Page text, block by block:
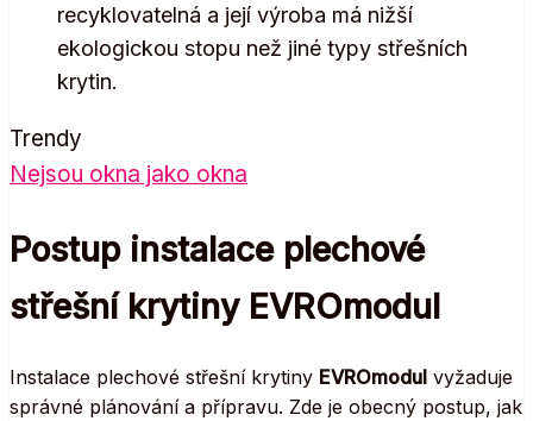
recyklovatelná a její výroba má nižší
ekologickou stopu než jiné typy střešních
krytin.
Trendy
Nejsou okna jako okna
Postup instalace plechové
střešní krytiny EVROmodul
Instalace plechové střešní krytiny EVROmodul vyžaduje
správné plánování a přípravu. Zde je obecný postup, jak